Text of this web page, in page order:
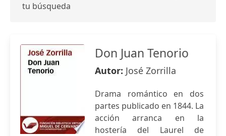
tu búsqueda
Don Juan Tenorio
Autor: José Zorrilla
Drama romántico en dos
partes publicado en 1844. La
acción arranca en la
hostería del Laurel de